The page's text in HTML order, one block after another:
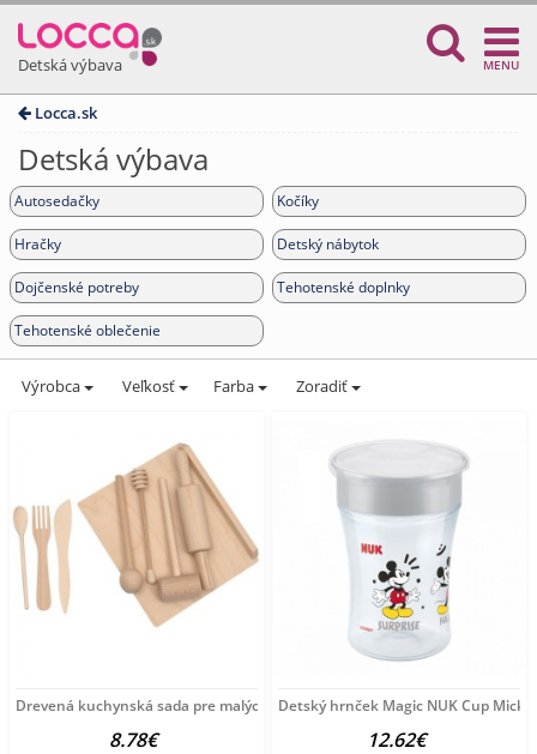
Detská výbava MENU
Locca.sk
Detská výbava
Autosedačky Kočíky
Hračky Detský nábytok
Dojčenské potreby Tehotenské doplnky
Tehotenské oblečenie
Výrobca Veľkosť Farba Zoradiť
Drevená kuchynská sada pre malých šéfkuchárov Baby
8.78€
Detský hrnček Magic NUK Cup
12.62€